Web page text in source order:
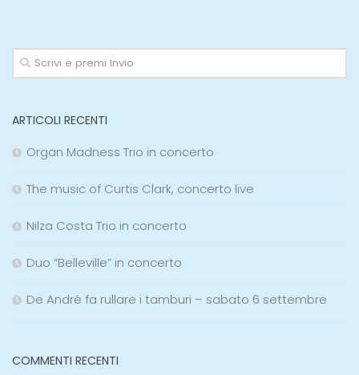
ARTICOLI RECENTI
Organ Madness Trio in concerto
The music of Curtis Clark, concerto live
Nilza Costa Trio in concerto
Duo “Belleville” in concerto
De André fa rullare i tamburi – sabato 6 settembre
COMMENTI RECENTI